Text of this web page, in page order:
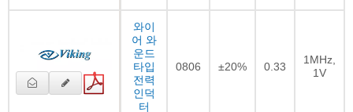
와이
어 와
운드
타입
전력
인덕
터
0806 ±20% 0.33
1MHz,
1V